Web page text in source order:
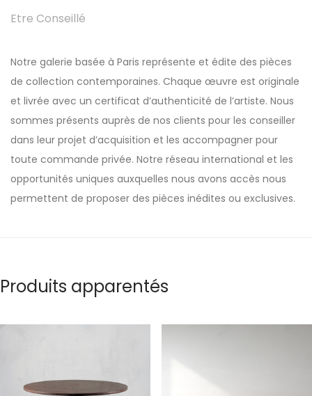
Etre Conseillé
Notre galerie basée à Paris représente et édite des pièces
de collection contemporaines. Chaque œuvre est originale
et livrée avec un certificat d’authenticité de l’artiste. Nous
sommes présents auprès de nos clients pour les conseiller
dans leur projet d’acquisition et les accompagner pour
toute commande privée. Notre réseau international et les
opportunités uniques auxquelles nous avons accès nous
permettent de proposer des pièces inédites ou exclusives.
Produits apparentés